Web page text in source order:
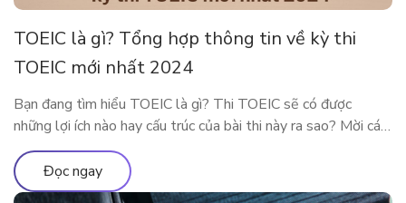
TOEIC là gì? Tổng hợp thông tin về kỳ thi
TOEIC mới nhất 2024
Bạn đang tìm hiểu TOEIC là gì? Thi TOEIC sẽ có được
những lợi ích nào hay cấu trúc của bài thi này ra sao? Mời các
độc giả theo chân ELSA Premium để tìm hiểu tất tần tật về
chứng chỉ TOEIC 2024 nhé! TOEIC là gì? Trên các diễn đàn
học tiếng Anh […]
Đọc ngay